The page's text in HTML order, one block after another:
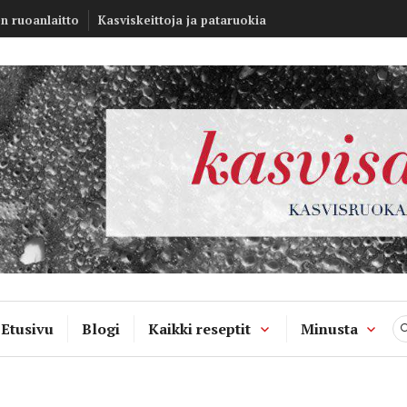
ruoanlaitto Kasviskeittoja ja pataruokia
Kasvisannos –
Etusivu Blogi Kaikki reseptit Minusta